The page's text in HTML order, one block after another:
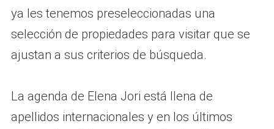
ya les tenemos preseleccionadas una
selección de propiedades para visitar que se
ajustan a sus criterios de búsqueda.
La agenda de Elena Jori está llena de
apellidos internacionales y en los últimos